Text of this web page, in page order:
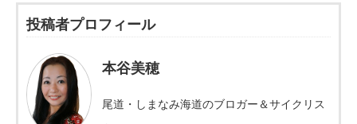
投稿者プロフィール
本谷美穂
尾道・しまなみ海道のブロガー＆サイクリス